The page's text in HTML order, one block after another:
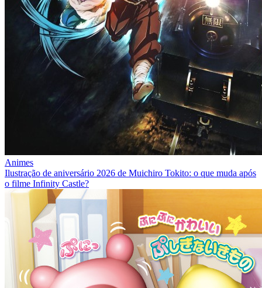
Animes
Ilustração de aniversário 2026 de Muichiro Tokito: o que muda após
o filme Infinity Castle?